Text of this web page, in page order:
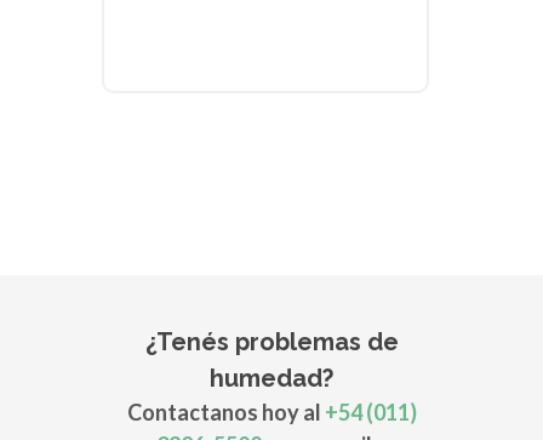
¿Tenés problemas de
humedad?
Contactanos hoy al +54 (011)